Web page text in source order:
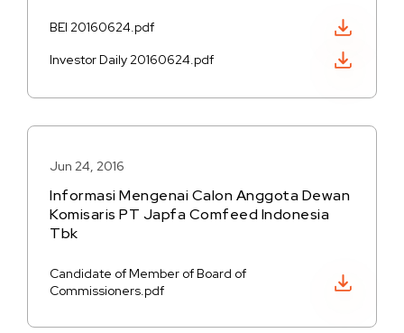
BEI 20160624.pdf
Investor Daily 20160624.pdf
Jun 24, 2016
Informasi Mengenai Calon Anggota Dewan
Komisaris PT Japfa Comfeed Indonesia
Tbk
Candidate of Member of Board of
Commissioners.pdf